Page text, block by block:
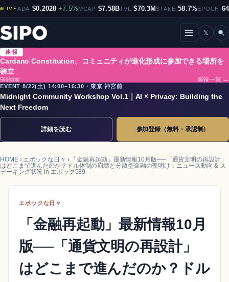
LIVEADA $0.2028 +7.5%MCAP $7.58BTVL $70.3MSTAKE 58.7%EPOCH
メニューを開閉
𝕏
速報
Cardano Constitution、コミュニティが進化形成に参加できる場所を
確立
5時間前
速報一覧 →
EVENT 8/22(土) 14:00–16:30・東京 神宮前
Midnight Community Workshop Vol.1｜AI × Privacy: Building the
Next Freedom
詳細を読む 参加登録（無料・承認制）
HOME› エポックな日々 › 「金融再起動」最新情報10月版──「通貨文明の再設計」
はどこまで進んだのか？ドル体制の崩壊と分散型金融の夜明け：ニュース動向 & ス
テーキング状況 in エポック589
エポックな日々
「金融再起動」最新情報10月
版──「通貨文明の再設計」
はどこまで進んだのか？ドル